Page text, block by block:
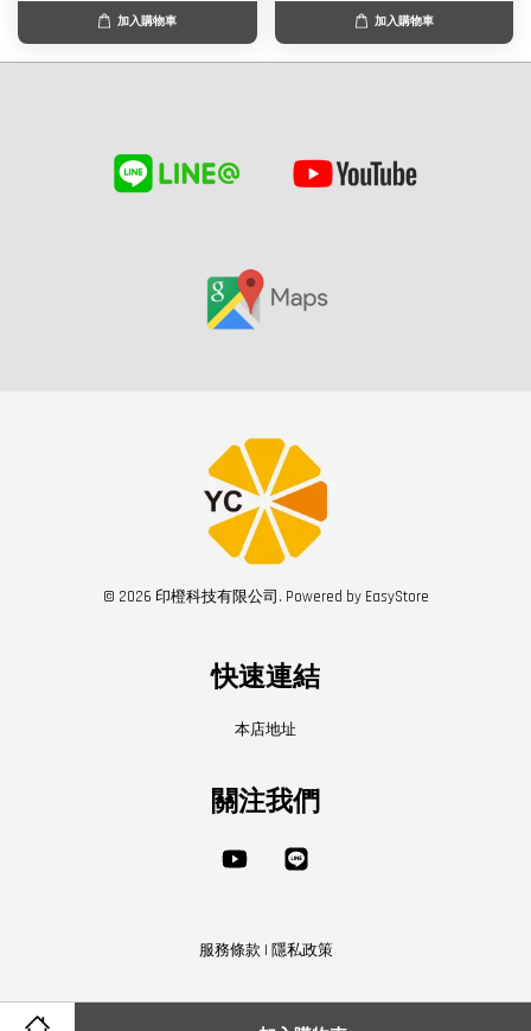
加入購物車 加入購物車
© 2026 印橙科技有限公司. Powered by EasyStore
快速連結
本店地址
關注我們
YouTube
服務條款 | 隱私政策